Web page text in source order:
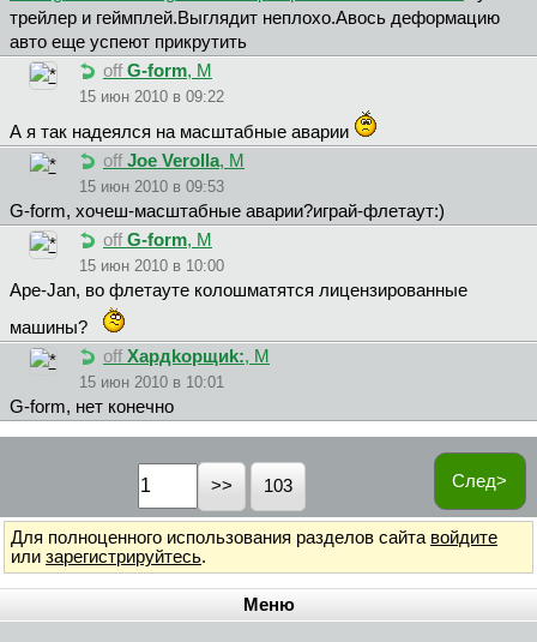
трейлер и геймплей.Выглядит неплохо.Авось деформацию
авто еще успеют прикрутить
off G-form, М
15 июн 2010 в 09:22
А я так надеялся на масштабные аварии
off Joe Verolla, М
15 июн 2010 в 09:53
G-form, хочeш-масштабные аварии?игрaй-флeтaут:)
off G-form, М
15 июн 2010 в 10:00
Ape-Jan, во флетауте колошматятся лицензированные
машины?
off Xapдkopщиk:, М
15 июн 2010 в 10:01
G-form, нет конечно
След>
103
Для полноценного использования разделов сайта войдите
или зарегистрируйтесь.
Меню